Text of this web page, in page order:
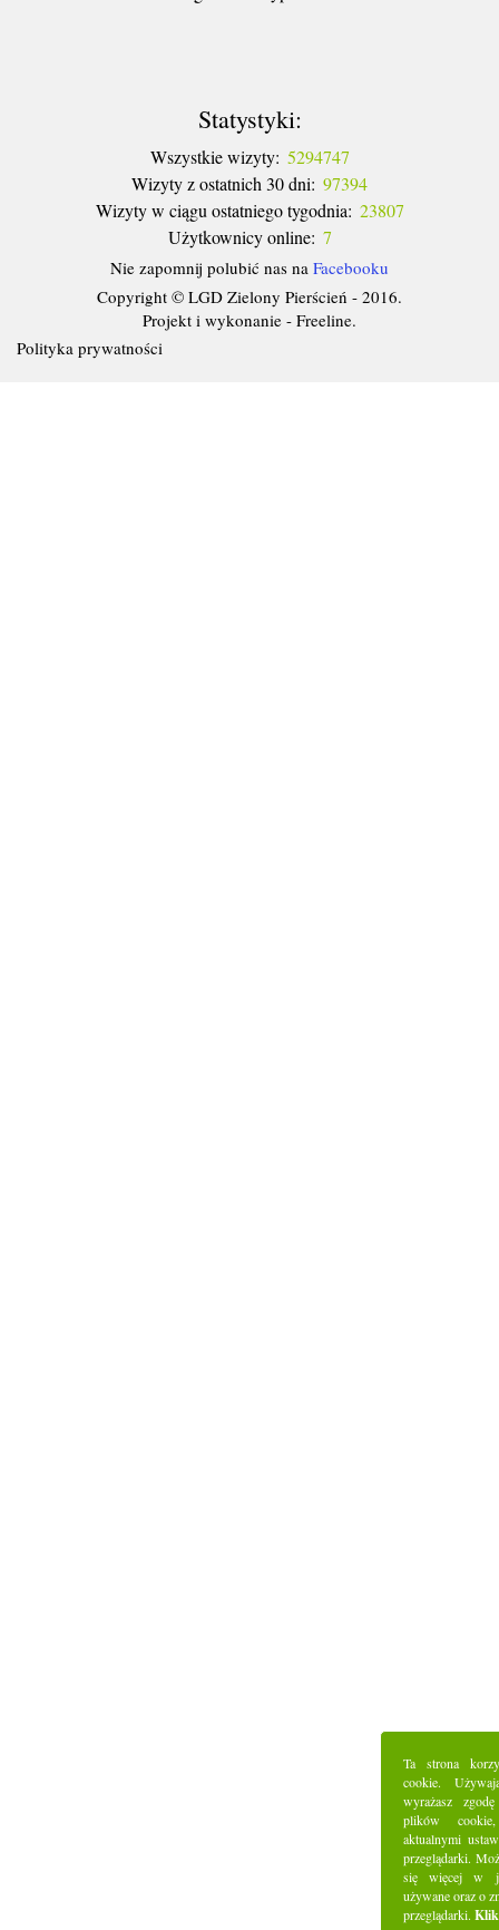
Statystyki:
Wszystkie wizyty: 5294747
Wizyty z ostatnich 30 dni: 97394
Wizyty w ciągu ostatniego tygodnia: 23807
Użytkownicy online: 7
Nie zapomnij polubić nas na Facebooku
Copyright © LGD Zielony Pierścień - 2016.
Projekt i wykonanie - Freeline.
Polityka prywatności
Ta strona
cookie.
wyrażasz
plików
aktualnymi
przeglądarki.
się więcej w
używane oraz o
przeglądarki.